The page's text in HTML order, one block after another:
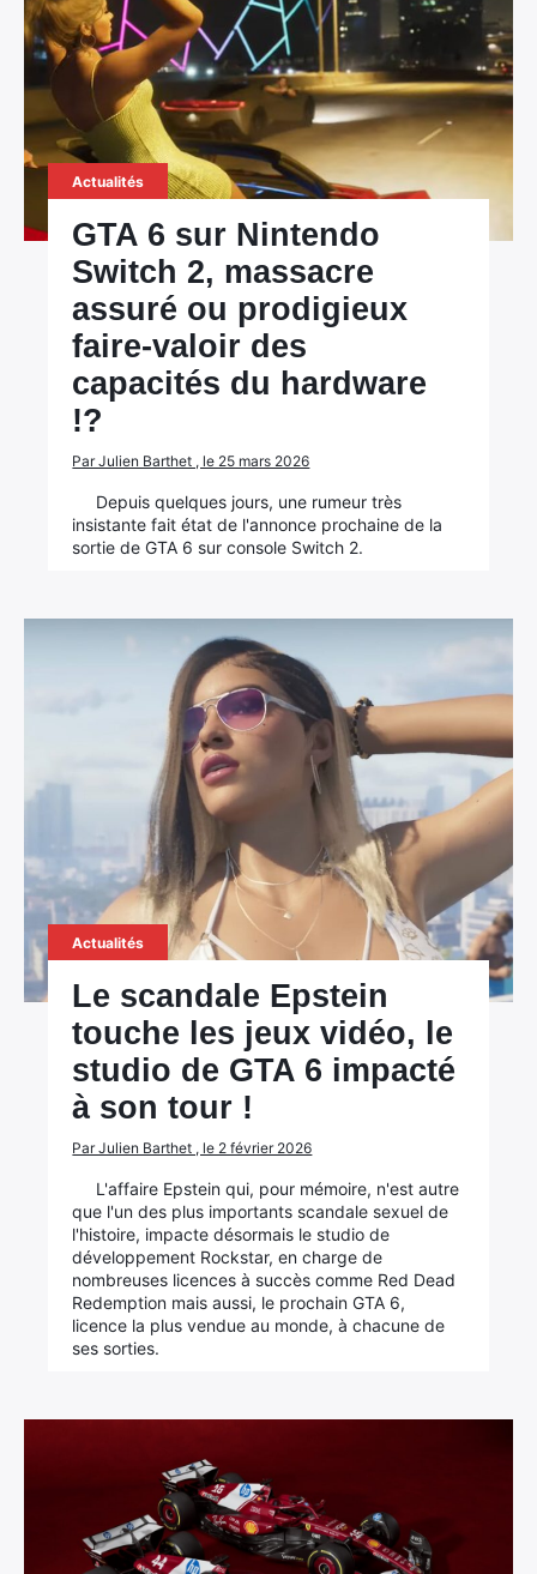
Actualités
GTA 6 sur Nintendo
Switch 2, massacre
assuré ou prodigieux
faire-valoir des
capacités du hardware
!?
Par Julien Barthet , le 25 mars 2026
Depuis quelques jours, une rumeur très
insistante fait état de l'annonce prochaine de la
sortie de GTA 6 sur console Switch 2.
Actualités
Le scandale Epstein
touche les jeux vidéo, le
studio de GTA 6 impacté
à son tour !
Par Julien Barthet , le 2 février 2026
L'affaire Epstein qui, pour mémoire, n'est autre
que l'un des plus importants scandale sexuel de
l'histoire, impacte désormais le studio de
développement Rockstar, en charge de
nombreuses licences à succès comme Red Dead
Redemption mais aussi, le prochain GTA 6,
licence la plus vendue au monde, à chacune de
ses sorties.